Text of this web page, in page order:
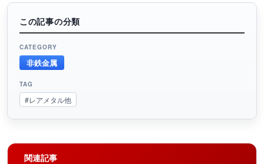
この記事の分類
CATEGORY
非鉄金属
TAG
#レアメタル他
関連記事